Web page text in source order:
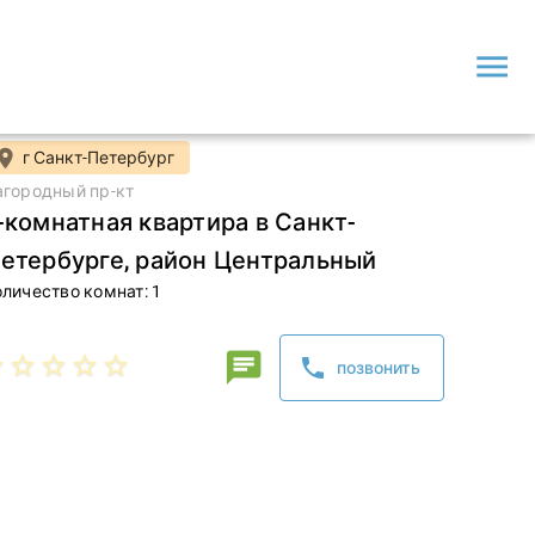
menu
г Санкт-Петербург
пр-кт
комнатная квартира в Санкт-
район Центральный
комнат: 1
star_border star_border star_border star_border chat phone позвонить